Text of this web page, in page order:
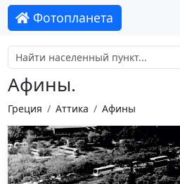
Фотопланета
Афины.
Греция Аттика Афины